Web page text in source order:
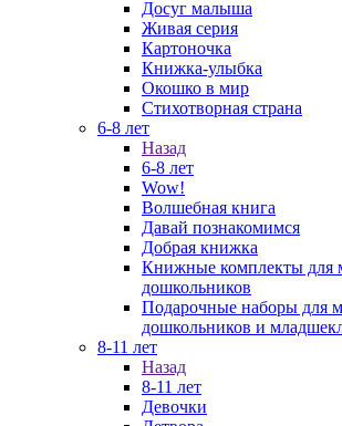
Досуг малыша
Живая серия
Картоночка
Книжка-улыбка
Окошко в мир
Стихотворная страна
6-8 лет
Назад
6-8 лет
Wow!
Волшебная книга
Давай познакомимся
Добрая книжка
Книжные комплекты для
дошкольников
Подарочные наборы для
дошкольников и
8-11 лет
Назад
8-11 лет
Девочки